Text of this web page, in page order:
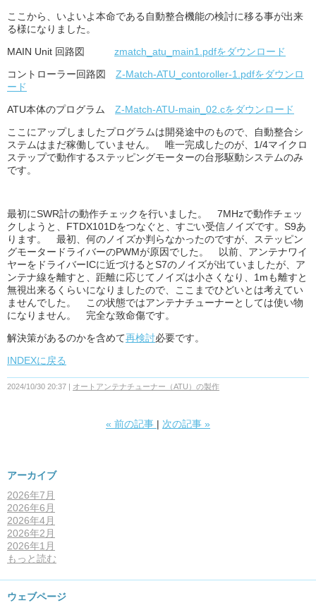
ここから、いよいよ本命である自動整合機能の検討に移る事が出来
る様になりました。
MAIN Unit 回路図 zmatch_atu_main1.pdfをダウンロード
コントローラー回路図 Z-Match-ATU_contoroller-1.pdfをダウンロ
ード
ATU本体のプログラム Z-Match-ATU-main_02.cをダウンロード
ここにアップしましたプログラムは開発途中のもので、自動整合シ
ステムはまだ稼働していません。 唯一完成したのが、1/4マイクロ
ステップで動作するステッピングモーターの台形駆動システムのみ
です。
最初にSWR計の動作チェックを行いました。 7MHzで動作チェッ
クしようと、FTDX101Dをつなぐと、すごい受信ノイズです。S9あ
ります。 最初、何のノイズか判らなかったのですが、ステッピン
グモータードライバーのPWMが原因でした。 以前、アンテナワイ
ヤーをドライバーICに近づけるとS7のノイズが出ていましたが、ア
ンテナ線を離すと、距離に応じてノイズは小さくなり、1mも離すと
無視出来るくらいになりましたので、ここまでひどいとは考えてい
ませんでした。 この状態ではアンテナチューナーとしては使い物
になりません。 完全な致命傷です。
解決策があるのかを含めて再検討必要です。
INDEXに戻る
2024/10/30 20:37 オートアンテナチューナー（ATU）の製作
« 前の記事 次の記事 »
アーカイブ
2026年7月
2026年6月
2026年4月
2026年2月
2026年1月
もっと読む
ウェブページ